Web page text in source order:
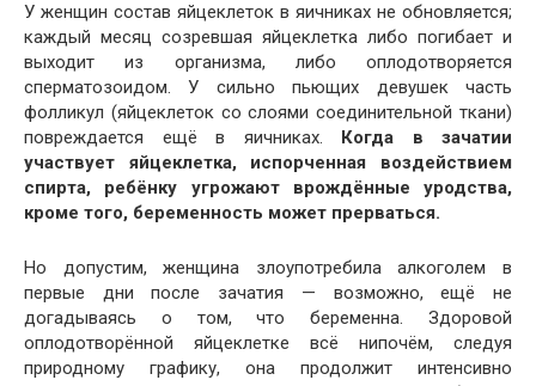
У женщин состав яйцеклеток в яичниках не обновляется;
каждый месяц созревшая яйцеклетка либо погибает и
выходит из организма, либо оплодотворяется
сперматозоидом. У сильно пьющих девушек часть
фолликул (яйцеклеток со слоями соединительной ткани)
повреждается ещё в яичниках. Когда в зачатии
участвует яйцеклетка, испорченная воздействием
спирта, ребёнку угрожают врождённые уродства,
кроме того, беременность может прерваться.
Но допустим, женщина злоупотребила алкоголем в
первые дни после зачатия — возможно, ещё не
догадываясь о том, что беременна. Здоровой
оплодотворённой яйцеклетке всё нипочём, следуя
природному графику, она продолжит интенсивно